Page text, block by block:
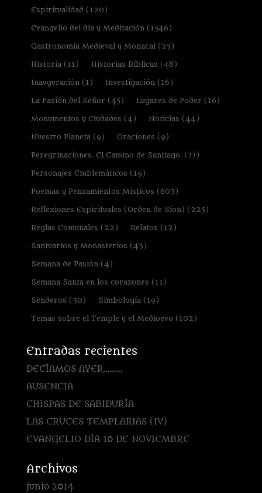
Espiritualidad (120)
Evangelio del día y Meditación(1546)
Gastronomía Medieval y Monacal(25)
Historia(11) Historias Bíblicas (48)
Inauguración(1) Investigación(16)
La Pasión del Señor (45) Lugares de Poder (16)
Monumentos y Ciudades (4) Noticias (44)
Nuestro Planeta(9) Oraciones (9)
Peregrinaciones. El Camino de Santiago.(77)
Personajes Emblemáticos (19)
Poemas y Pensamientos Místicos (603)
Reflexiones Espirituales (Orden de Sion) (225)
Reglas Comunales (22) Relatos (12)
Santuarios y Monasterios (43)
Semana de Pasión(4)
Semana Santa en los corazones (11)
Senderos (30) Simbología(19)
Temas sobre el Temple y el Medioevo (102)
Entradas recientes
DECÍAMOS AYER………
AUSENCIA
CHISPAS DE SABIDURÍA
LAS CRUCES TEMPLARIAS (IV)
EVANGELIO DÍA 10 DE NOVIEMBRE
Archivos
junio 2014